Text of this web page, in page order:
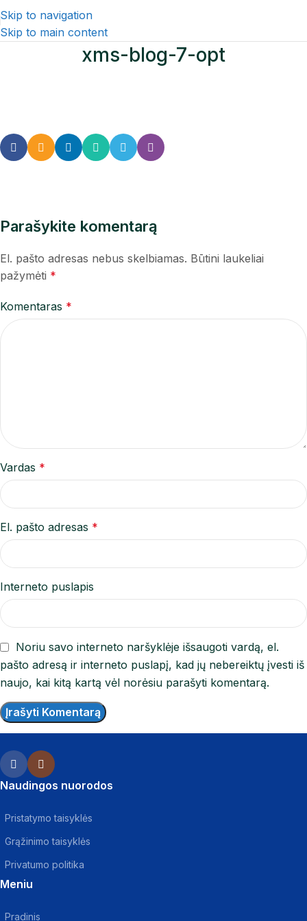
Skip to navigation
Skip to main content
xms-blog-7-opt
Parašykite komentarą
El. pašto adresas nebus skelbiamas. Būtini laukeliai
pažymėti *
Komentaras *
Vardas *
El. pašto adresas *
Interneto puslapis
Noriu savo interneto naršyklėje išsaugoti vardą, el.
pašto adresą ir interneto puslapį, kad jų nebereiktų įvesti iš
naujo, kai kitą kartą vėl norėsiu parašyti komentarą.
Naudingos nuorodos
Pristatymo taisyklės
Grąžinimo taisyklės
Privatumo politika
Meniu
Pradinis